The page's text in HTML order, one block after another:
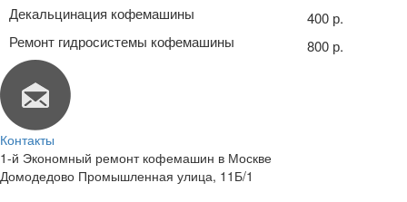
Декальцинация кофемашины
400 р.
Ремонт гидросистемы кофемашины
800 р.
Контакты
1-й Экономный ремонт кофемашин в Москве
Домодедово Промышленная улица, 11Б/1